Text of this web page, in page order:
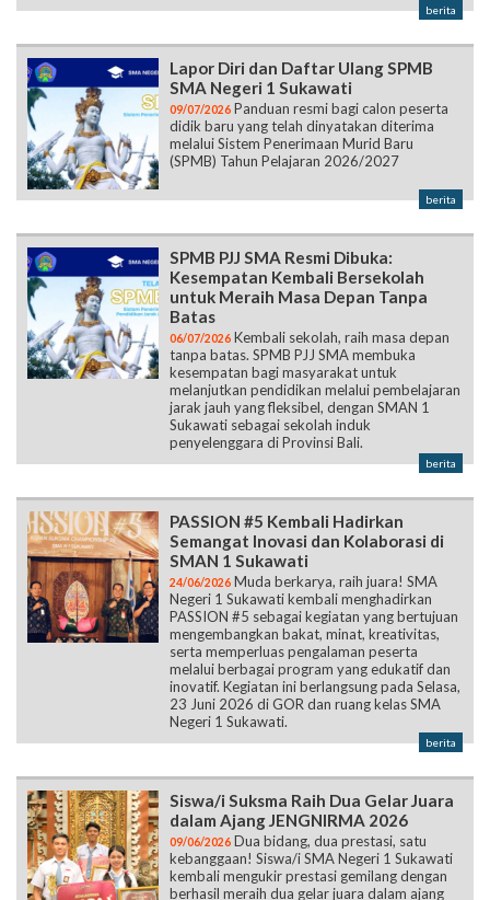
berita
Lapor Diri dan Daftar Ulang SPMB
SMA Negeri 1 Sukawati
09/07/2026 Panduan resmi bagi calon peserta
didik baru yang telah dinyatakan diterima
melalui Sistem Penerimaan Murid Baru
(SPMB) Tahun Pelajaran 2026/2027
berita
SPMB PJJ SMA Resmi Dibuka:
Kesempatan Kembali Bersekolah
untuk Meraih Masa Depan Tanpa
Batas
06/07/2026 Kembali sekolah, raih masa depan
tanpa batas. SPMB PJJ SMA membuka
kesempatan bagi masyarakat untuk
melanjutkan pendidikan melalui pembelajaran
jarak jauh yang fleksibel, dengan SMAN 1
Sukawati sebagai sekolah induk
penyelenggara di Provinsi Bali.
berita
PASSION #5 Kembali Hadirkan
Semangat Inovasi dan Kolaborasi di
SMAN 1 Sukawati
24/06/2026 Muda berkarya, raih juara! SMA
Negeri 1 Sukawati kembali menghadirkan
PASSION #5 sebagai kegiatan yang bertujuan
mengembangkan bakat, minat, kreativitas,
serta memperluas pengalaman peserta
melalui berbagai program yang edukatif dan
inovatif. Kegiatan ini berlangsung pada Selasa,
23 Juni 2026 di GOR dan ruang kelas SMA
Negeri 1 Sukawati.
berita
Siswa/i Suksma Raih Dua Gelar Juara
dalam Ajang JENGNIRMA 2026
09/06/2026 Dua bidang, dua prestasi, satu
kebanggaan! Siswa/i SMA Negeri 1 Sukawati
kembali mengukir prestasi gemilang dengan
berhasil meraih dua gelar juara dalam ajang